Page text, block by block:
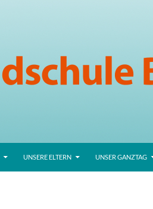
UNSERE ELTERN UNSER GANZTAG